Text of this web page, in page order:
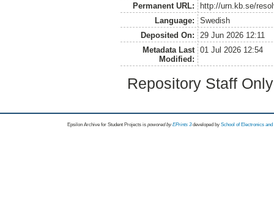
Permanent URL:
http://urn.kb.se/
Language:
Swedish
Deposited On:
29 Jun 2026 12:11
Metadata Last
Modified:
01 Jul 2026 12:54
Repository Staff
Epsilon Archive for Student Projects is powored byEPrints 3 developed by School of Electronics